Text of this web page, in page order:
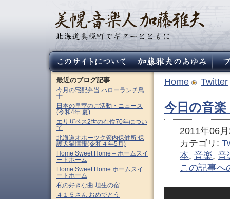
Home Twitter
今日の音楽
2011年06
カテゴリ:
本, 音楽, 音
この記事へ
最近のブログ記事
今月の宅配弁当 ハローランチ鳥
十
日本の皇室のご活動・ニュース
(令和4年 夏)
エリザベス2世の在位70年につい
て
北海道オホーツク管内保健所 保
護犬猫情報(令和４年5月)
Home Sweet Home – ホームスイ
ートホーム
Home Sweet Home ホームスイ
ートホーム
私の好きな曲 埴生の宿
４１５さん おめでとう